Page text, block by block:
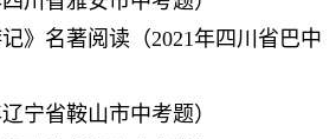
》名著阅读（2021年四川省巴中
宁省鞍山市中考题）